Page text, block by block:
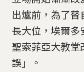
出爐前，為了
長大位，埃爾
聖索菲亞大教
誤」。